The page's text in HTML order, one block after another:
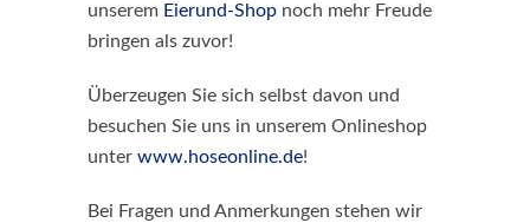
unserem Eierund-Shop noch mehr Freude
bringen als zuvor!
Überzeugen Sie sich selbst davon und
besuchen Sie uns in unserem Onlineshop
unter www.hoseonline.de!
Bei Fragen und Anmerkungen stehen wir